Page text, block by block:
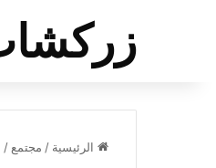
الرئيسية / مجتمع /